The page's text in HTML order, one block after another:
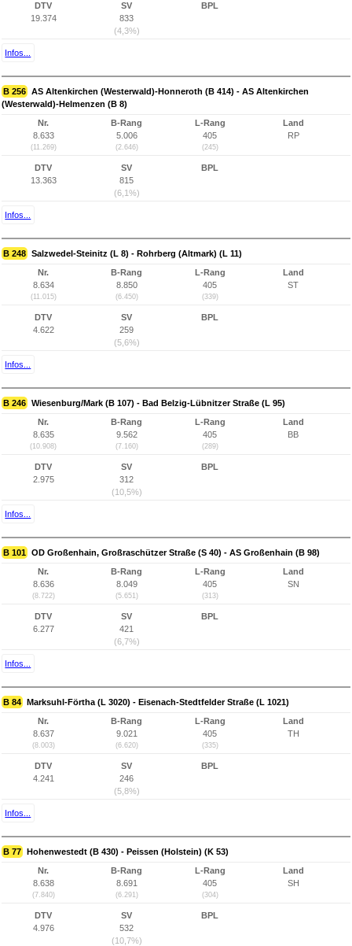
DTV
19.374
SV
833
(4,3%)
BPL
Infos...
B 256 AS Altenkirchen (Westerwald)-Honneroth (B 414) - AS Altenkirchen
(Westerwald)-Helmenzen (B 8)
Nr.
8.633
(11.269)
B-Rang
5.006
(2.646)
L-Rang
405
(245)
Land
RP
DTV
13.363
SV
815
(6,1%)
BPL
Infos...
B 248 Salzwedel-Steinitz (L 8) - Rohrberg (Altmark) (L 11)
Nr.
8.634
(11.015)
B-Rang
8.850
(6.450)
L-Rang
405
(339)
Land
ST
DTV
4.622
SV
259
(5,6%)
BPL
Infos...
B 246 Wiesenburg/Mark (B 107) - Bad Belzig-Lübnitzer Straße (L 95)
Nr.
8.635
(10.908)
B-Rang
9.562
(7.160)
L-Rang
405
(289)
Land
BB
DTV
2.975
SV
312
(10,5%)
BPL
Infos...
B 101 OD Großenhain, Großraschützer Straße (S 40) - AS Großenhain (B 98)
Nr.
8.636
(8.722)
B-Rang
8.049
(5.651)
L-Rang
405
(313)
Land
SN
DTV
6.277
SV
421
(6,7%)
BPL
Infos...
B 84 Marksuhl-Förtha (L 3020) - Eisenach-Stedtfelder Straße (L 1021)
Nr.
8.637
(8.003)
B-Rang
9.021
(6.620)
L-Rang
405
(335)
Land
TH
DTV
4.241
SV
246
(5,8%)
BPL
Infos...
B 77 Hohenwestedt (B 430) - Peissen (Holstein) (K 53)
Nr.
8.638
(7.840)
B-Rang
8.691
(6.291)
L-Rang
405
(304)
Land
SH
DTV
4.976
SV
532
(10,7%)
BPL